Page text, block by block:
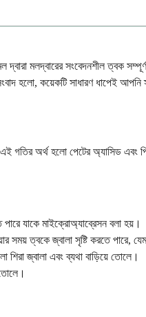
মলদ্বারের সংবেদনশীল ত্বক
হলো, কয়েকটি সাধারণ ধাপেই আপনি
গতির অর্থ হলো পেটের অ্যাসিড
যাকে মাইক্রোঅ্যাব্রেসন বলা হয়।
সময় ত্বকে জ্বালা সৃষ্টি করতে পারে,
শিরা জ্বালা এবং ব্যথা বাড়িয়ে তোলে।